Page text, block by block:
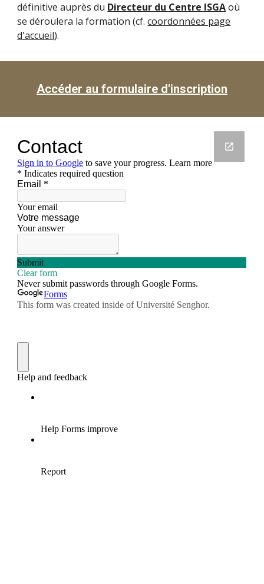
définitive auprès du Directeur du Centre ISGAoù
se déroulera la formation (cf.coordonnées page
d'accueil).
Accéder au formulaire d'inscription